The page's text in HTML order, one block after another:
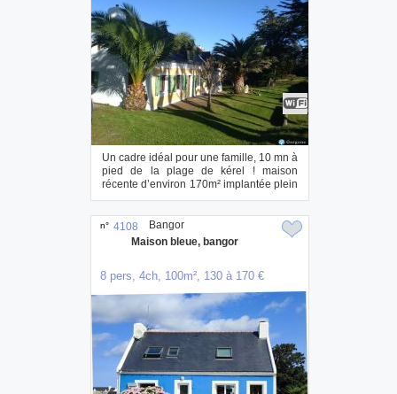
Un cadre idéal pour une famille, 10 mn à
pied de la plage de kérel ! maison
récente d’environ 170m² implantée plein
s...
n° 4108
Maison bleue, bangor
8 pers, 4ch, 100m², 130 à 170 €
Bangor